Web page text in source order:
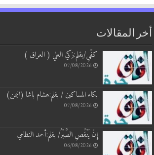
أخر المقالات
كفّي/بقلم:زكي العلي ( العراق )
07/08/2026
بكاء المساكين / بقلم:هشام باشا (اليمن)
07/08/2026
إِنْ يَنْقُصِ الصَّبْرُ/ بقلم:أحمد النظامي
06/08/2026